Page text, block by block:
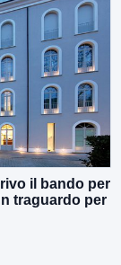
il bando per
traguardo per